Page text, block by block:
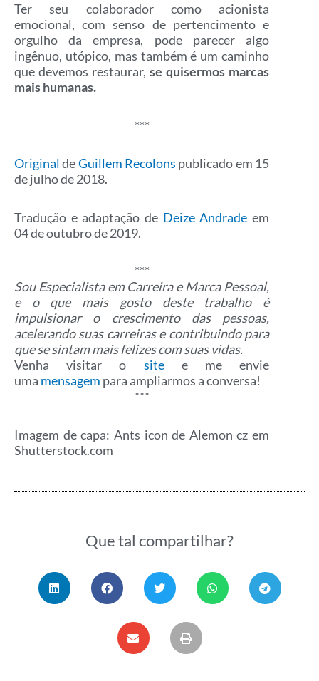
Ter seu colaborador como acionista
emocional, com senso de pertencimento e
orgulho da empresa, pode parecer algo
ingênuo, utópico, mas também é um caminho
que devemos restaurar, se quisermos marcas
mais humanas.
***
OriginaldeGuillem Recolons publicado em 15
de julho de 2018.
Tradução e adaptação de Deize Andrade em
04 de outubro de 2019.
***
Sou Especialista em Carreira e Marca Pessoal,
e o que mais gosto deste trabalho é
impulsionar o crescimento das pessoas,
acelerando suas carreiras e contribuindo para
que se sintam mais felizes com suas vidas.
Venha visitar o sitee me envie
uma mensagem para ampliarmos a conversa!
***
Imagem de capa: Ants icon de Alemon cz em
Shutterstock.com
Que tal compartilhar?